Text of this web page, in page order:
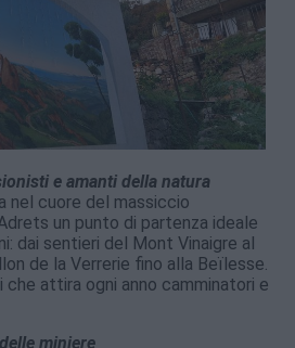
e amanti della natura
nel cuore del massiccio
un punto di partenza ideale
dai sentieri del Mont Vinaigre al
de la Verrerie fino alla Beïlesse.
che attira ogni anno camminatori e
miniere